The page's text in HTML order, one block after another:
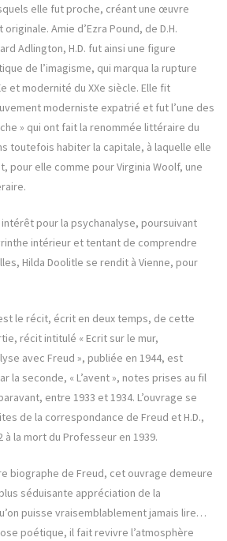
elle fut proche, créant une œuvre
Amie d’Ezra Pound, de D.H.
Adlington, H.D. fut ainsi une figure
de l’imagisme, qui marqua la rupture
et modernité du XXe siècle. Elle fit
moderniste expatrié et fut l’une des
» qui ont fait la renommée littéraire du
toutefois habiter la capitale, à laquelle elle
pour elle comme pour Virginia Woolf, une
intérêt pour la psychanalyse, poursuivant
intérieur et tentant de comprendre
Hilda Doolitle se rendit à Vienne, pour
le récit, écrit en deux temps, de cette
récit intitulé « Ecrit sur le mur,
avec Freud », publiée en 1944, est
la seconde, « L’avent », notes prises au fil
entre 1933 et 1934. L’ouvrage se
de la correspondance de Freud et H.D.,
à la mort du Professeur en 1939.
biographe de Freud, cet ouvrage demeure
séduisante appréciation de la
puisse vraisemblablement jamais lire…
poétique, il fait revivre l’atmosphère